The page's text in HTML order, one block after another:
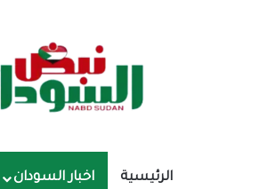
الرئيسية اخبار السودان